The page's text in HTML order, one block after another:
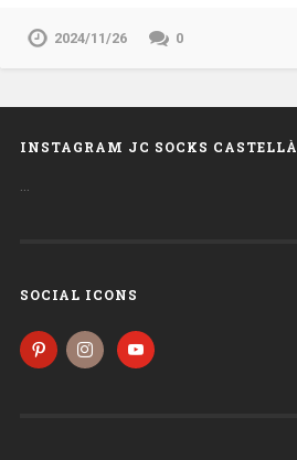
2024/11/26 0
INSTAGRAM JC SOCKS CASTELLÀ
SOCIAL ICONS